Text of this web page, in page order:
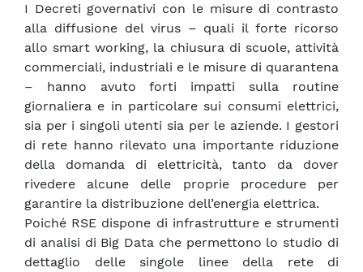
I Decreti governativi con le misure di contrasto
alla diffusione del virus – quali il forte ricorso
allo smart working, la chiusura di scuole, attività
commerciali, industriali e le misure di quarantena
– hanno avuto forti impatti sulla routine
giornaliera e in particolare sui consumi elettrici,
sia per i singoli utenti sia per le aziende. I gestori
di rete hanno rilevato una importante riduzione
della domanda di elettricità, tanto da dover
rivedere alcune delle proprie procedure per
garantire la distribuzione dell’energia elettrica.
Poiché RSE dispone di infrastrutture e strumenti
di analisi di Big Data che permettono lo studio di
dettaglio delle singole linee della rete di